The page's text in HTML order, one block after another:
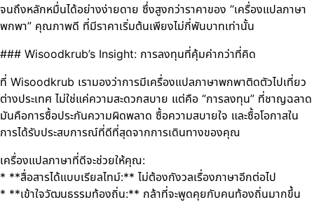
จนถึงหลักหมื่นได้อย่างง่ายดาย ซึ่งสูงกว่าราคาของ “เครื่องแปลภาษา
พกพา” คุณภาพดี ที่มีราคาเริ่มต้นเพียงไม่กี่พันบาทเท่านั้น
### Wisoodkrub’s Insight: การลงทุนที่คุ้มค่ากว่าที่คิด
ที่ Wisoodkrub เรามองว่าการมีเครื่องแปลภาษาพกพาติดตัวไปเที่ยว
ต่างประเทศ ไม่ใช่แค่ความสะดวกสบาย แต่คือ “การลงทุน” ที่ชาญฉลาด
มันคือการซื้อประกันความผิดพลาด ซื้อความสบายใจ และซื้อโอกาสใน
การได้รับประสบการณ์ที่ดีที่สุดจากการเดินทางของคุณ
เครื่องแปลภาษาที่ดีจะช่วยให้คุณ:
* **สื่อสารได้แบบเรียลไทม์:** ไม่ต้องกังวลเรื่องภาษาอีกต่อไป
* **เข้าใจวัฒนธรรมท้องถิ่น:** กล้าที่จะพูดคุยกับคนท้องถิ่นมากขึ้น